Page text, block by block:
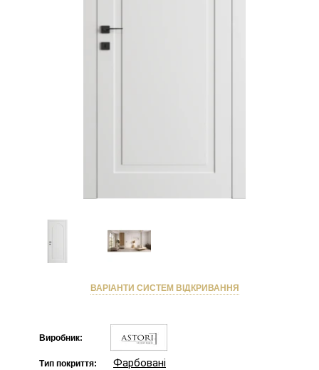
ВАРІАНТИ СИСТЕМ ВІДКРИВАННЯ
Виробник:
Тип покриття: Фарбовані